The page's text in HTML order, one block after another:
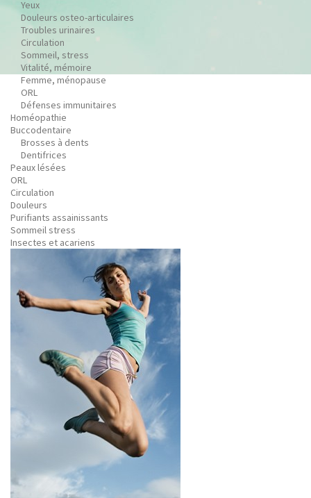
Yeux
Douleurs osteo-articulaires
Troubles urinaires
Circulation
Sommeil, stress
Vitalité, mémoire
Femme, ménopause
ORL
Défenses immunitaires
Homéopathie
Buccodentaire
Brosses à dents
Dentifrices
Peaux lésées
ORL
Circulation
Douleurs
Purifiants assainissants
Sommeil stress
Insectes et acariens